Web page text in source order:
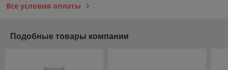
Все условия оплаты
Подобные товары компании